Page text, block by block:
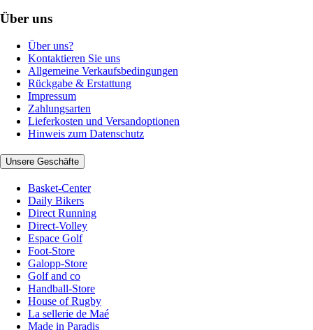
Über uns
Über uns?
Kontaktieren Sie uns
Allgemeine Verkaufsbedingungen
Rückgabe & Erstattung
Impressum
Zahlungsarten
Lieferkosten und Versandoptionen
Hinweis zum Datenschutz
Unsere Geschäfte
Basket-Center
Daily Bikers
Direct Running
Direct-Volley
Espace Golf
Foot-Store
Galopp-Store
Golf and co
Handball-Store
House of Rugby
La sellerie de Maé
Made in Paradis